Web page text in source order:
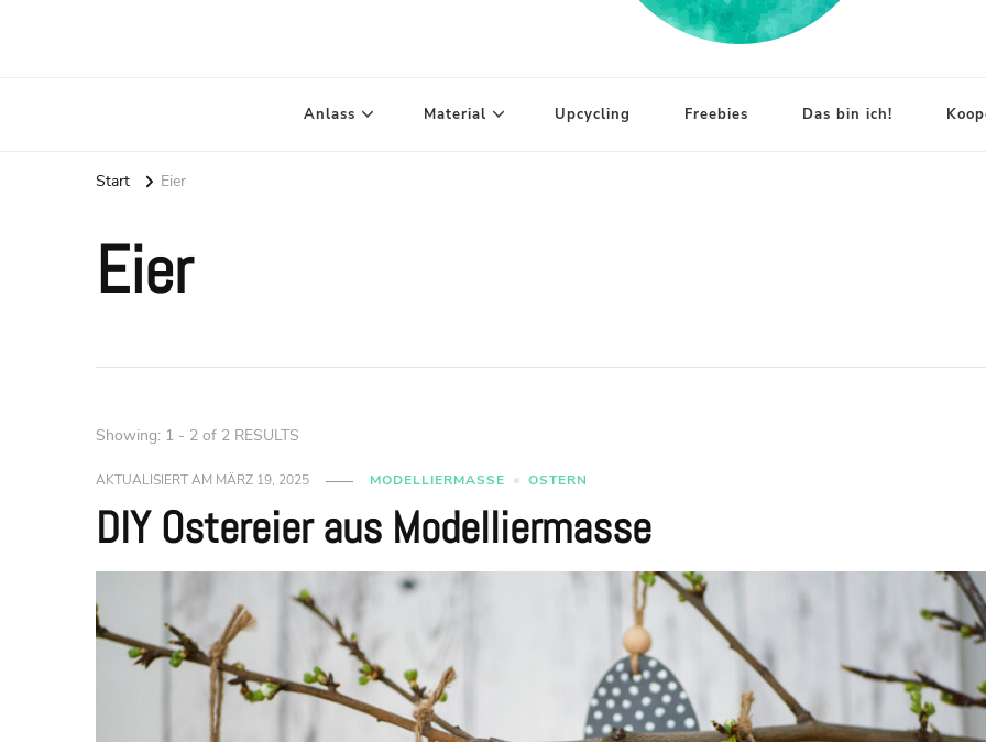
Anlass Material Upcycling Freebies Das bin ich!
Start Eier
Eier
Showing: 1 - 2 of 2 RESULTS
AKTUALISIERT AM MÄRZ 19, 2025 MODELLIERMASSE OSTERN
DIY Ostereier aus Modelliermasse